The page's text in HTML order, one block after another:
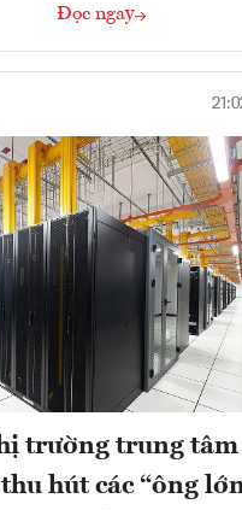
Đọc ngay
trường trung
hút các “ông